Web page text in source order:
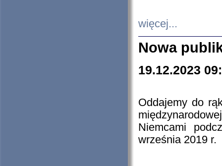
więcej...
Nowa
19.12.2023
Oddajemy do
Niemcami
września 2019 r.